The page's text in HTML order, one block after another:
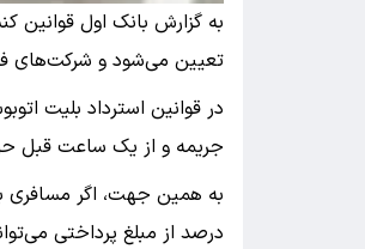
به گزارش بانک اول قوانین
تعیین می‌شود و شرکت‌های
جریمه و از یک ساعت قبل حرکت اتوبوس تا